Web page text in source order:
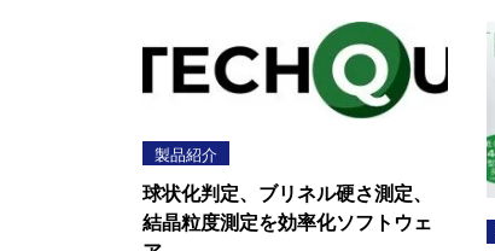
製品紹介
球状化判定、ブリネル硬さ測定、
結晶粒度測定を効率化ソフトウェ